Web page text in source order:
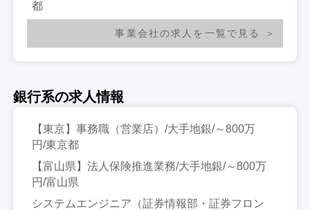
都
事業会社の求人を一覧で見る
銀行系の求人情報
【東京】事務職（営業店）/大手地銀/～800万
円/東京都
【富山県】法人保険推進業務/大手地銀/～800万
円/富山県
システムエンジニア（証券情報部・証券フロン